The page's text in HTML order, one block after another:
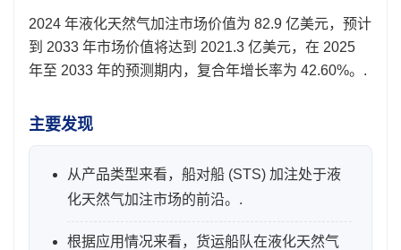
2024 年液化天然气加注市场价值为 82.9 亿美元，预计
到 2033 年市场价值将达到 2021.3 亿美元，在 2025
年至 2033 年的预测期内，复合年增长率为 42.60%。.
主要发现
从产品类型来看，船对船 (STS) 加注处于液
化天然气加注市场的前沿。.
根据应用情况来看，货运船队在液化天然气